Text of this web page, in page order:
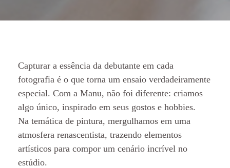
Capturar a essência da debutante em cada
fotografia é o que torna um ensaio verdadeiramente
especial. Com a Manu, não foi diferente: criamos
algo único, inspirado em seus gostos e hobbies.
Na temática de pintura, mergulhamos em uma
atmosfera renascentista, trazendo elementos
artísticos para compor um cenário incrível no
estúdio.